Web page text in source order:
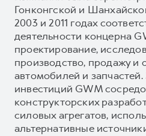
Гонконгской и
2003 и 2011 годах
деятельности концерна
проектирование,
производство, продажу и
автомобилей и
инвестиций GWM
конструкторских
силовых агрегатов,
альтернативные